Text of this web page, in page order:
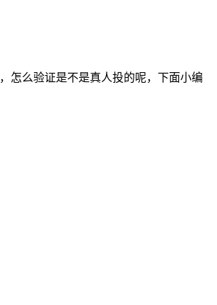
怎么验证是不是真人投的呢，下面小编